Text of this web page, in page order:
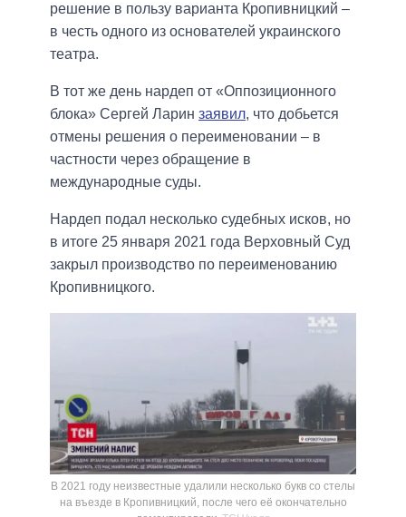
решение в пользу варианта Кропивницкий –
в честь одного из основателей украинского
театра.
В тот же день нардеп от «Оппозиционного
блока» Сергей Ларин заявил, что добьется
отмены решения о переименовании – в
частности через обращение в
международные суды.
Нардеп подал несколько судебных исков, но
в итоге 25 января 2021 года Верховный Суд
закрыл производство по переименованию
Кропивницкого.
В 2021 году неизвестные удалили несколько букв со стелы
на въезде в Кропивницкий, после чего её окончательно